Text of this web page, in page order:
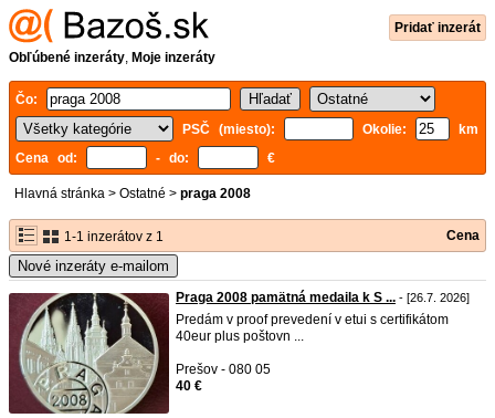
Pridať inzerát
Obľúbené inzeráty, Moje inzeráty
Čo:
PSČ (miesto):
Okolie:
km
Cena od:
- do: €
Hlavná stránka > Ostatné > praga 2008
1-1 inzerátov z 1 Cena
Nové inzeráty e-mailom
Praga 2008 pamätná medaila k S ... - [26.7. 2026]
Predám v proof prevedení v etui s certifikátom
40eur plus poštovn ...
Prešov - 080 05
40 €